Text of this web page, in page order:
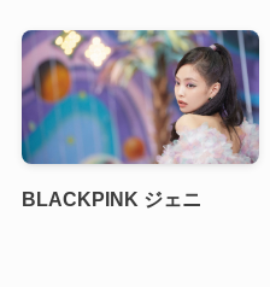
BLACKPINK ジェニ